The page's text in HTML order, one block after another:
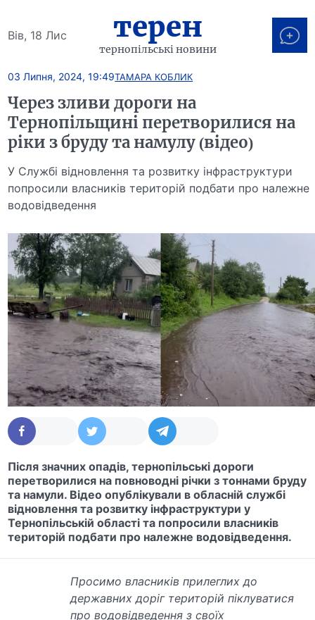
Вів, 18 Лис терен
тернопільські новини
03 Липня, 2024, 19:49ТАМАРА КОБЛИК
Через зливи дороги на
Тернопільщині перетворилися на
ріки з бруду та намулу (відео)
У Службі відновлення та розвитку інфраструктури
попросили власників територій подбати про належне
водовідведення
Після значних опадів, тернопільські дороги
перетворилися на повноводні річки з тоннами бруду
та намули. Відео опублікували в обласній службі
відновленнята розвитку інфраструктури у
Тернопільській областіта попросили власників
територій подбати про належне водовідведення.
Просимо власників прилеглих до
державних доріг територій піклуватися
про водовідведення з своїх